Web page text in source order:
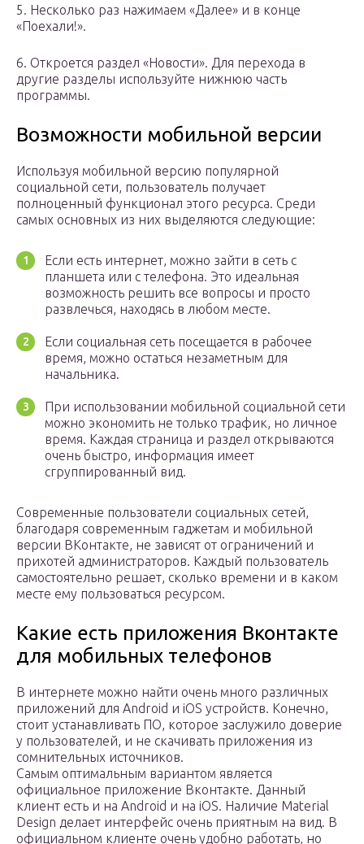
5. Несколько раз нажимаем «Далее» и в конце
«Поехали!».
6. Откроется раздел «Новости». Для перехода в
другие разделы используйте нижнюю часть
программы.
Возможности мобильной версии
Используя мобильной версию популярной
социальной сети, пользователь получает
полноценный функционал этого ресурса. Среди
самых основных из них выделяются следующие:
Если есть интернет, можно зайти в сеть с
планшета или с телефона. Это идеальная
возможность решить все вопросы и просто
развлечься, находясь в любом месте.
Если социальная сеть посещается в рабочее
время, можно остаться незаметным для
начальника.
При использовании мобильной социальной сети
можно экономить не только трафик, но личное
время. Каждая страница и раздел открываются
очень быстро, информация имеет
сгруппированный вид.
Современные пользователи социальных сетей,
благодаря современным гаджетам и мобильной
версии ВКонтакте, не зависят от ограничений и
прихотей администраторов. Каждый пользователь
самостоятельно решает, сколько времени и в каком
месте ему пользоваться ресурсом.
Какие есть приложения Вконтакте
для мобильных телефонов
В интернете можно найти очень много различных
приложений для Android и iOS устройств. Конечно,
стоит устанавливать ПО, которое заслужило доверие
у пользователей, и не скачивать приложения из
сомнительных источников.
Самым оптимальным вариантом является
официальное приложение Вконтакте. Данный
клиент есть и на Android и на iOS. Наличие Material
Design делает интерфейс очень приятным на вид. В
официальном клиенте очень удобно работать, но